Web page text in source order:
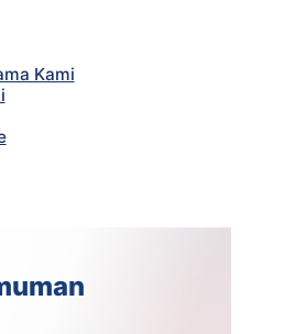
Kami